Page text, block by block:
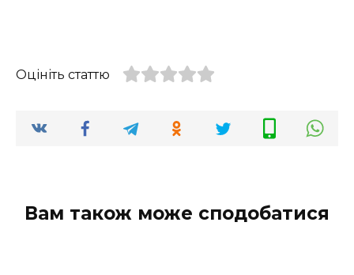
Оцініть статтю
Вам також може сподобатися